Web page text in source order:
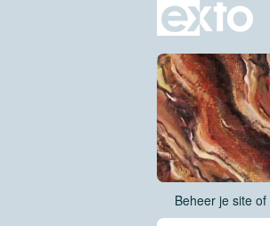
Beheer je site of